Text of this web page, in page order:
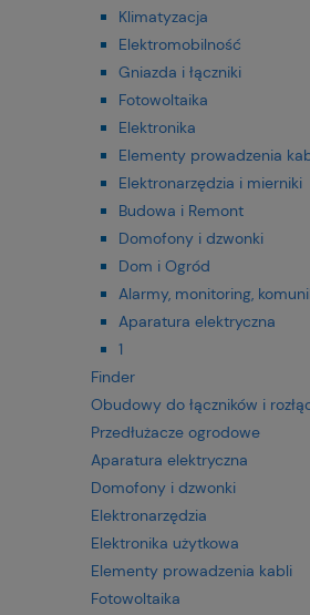
Klimatyzacja
Elektromobilność
Gniazda i łączniki
Fotowoltaika
Elektronika
Elementy prowadzenia
Elektronarzędzia i mierniki
Budowa i Remont
Domofony i dzwonki
Dom i Ogród
Alarmy, monitoring,
Aparatura elektryczna
1
Finder
Obudowy do łączników i
Przedłużacze ogrodowe
Aparatura elektryczna
Domofony i dzwonki
Elektronarzędzia
Elektronika użytkowa
Elementy prowadzenia kabli
Fotowoltaika